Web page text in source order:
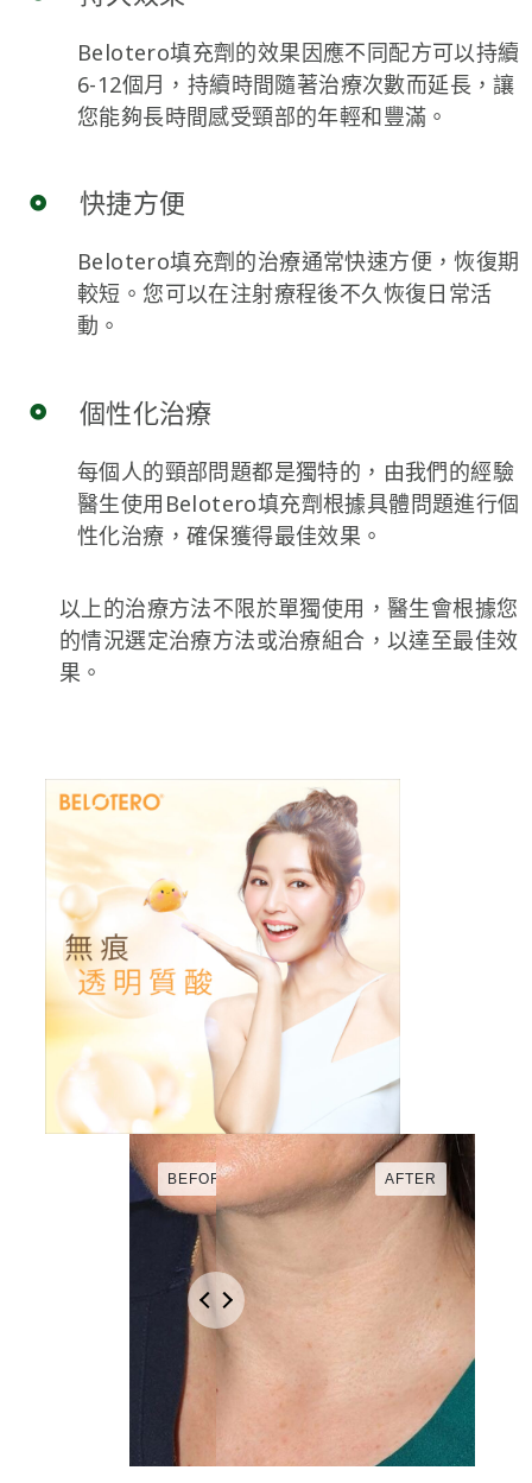
Belotero填充劑的效果因應不同配方可以持續
6-12個月，持續時間隨著治療次數而延長，讓
您能夠長時間感受頸部的年輕和豐滿。
快捷方便
Belotero填充劑的治療通常快速方便，恢復期
較短。您可以在注射療程後不久恢復日常活
動。
個性化治療
每個人的頸部問題都是獨特的，由我們的經驗
醫生使用Belotero填充劑根據具體問題進行個
性化治療，確保獲得最佳效果。
以上的治療方法不限於單獨使用，醫生會根據您
的情況選定治療方法或治療組合，以達至最佳效
果。